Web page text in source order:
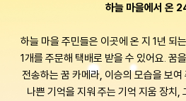
하늘 마을에서 온
하늘 마을 주민들은 이곳에 온 지 1년 되
1개를 주문해 택배로 받을 수 있어요. 꿈
전송하는 꿈 카메라, 이승의 모습을 보여
나쁜 기억을 지워 주는 기억 지움 장치,